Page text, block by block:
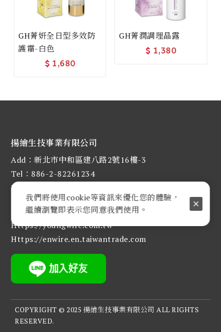
GH菁妍全日型多效防
護霜-白色
$ 1,680
GH菁潤調理晶露
$ 1,380
揚繪生技事業有限公司
Add：新北市中和區建八路2號16樓-3
Tel：886-2-82261234
Fax : 886-2-82261080
E-mail :judy@enwire.com.tw
Https://youngwire.com.tw
Https://enwire.en.taiwantrade.com
COPYRIGHT © 2025 揚繪生技事業有限公司 ALL RIGHTS
RESERVED.
我們將使用cookie等資訊來優化您的體驗，
繼續瀏覽即表示您同意我們使用。